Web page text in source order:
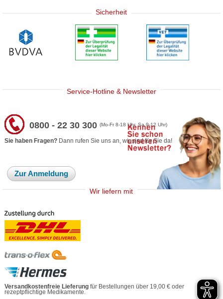
Sicherheit
Service-Hotline & Newsletter
0800 - 22 30 300(Mo-Fr 8-18 Uhr, Sa 9-12 Uhr)
Sie haben Fragen? Dann rufen Sie uns an, wir sind für Sie da!
Zur Anmeldung
Wir liefern mit
Versandkostenfreie Lieferung für Bestellungen über 19,00 € oder
rezeptpflichtige Medikamente.